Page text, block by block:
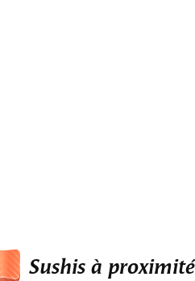
Sushis à proximité